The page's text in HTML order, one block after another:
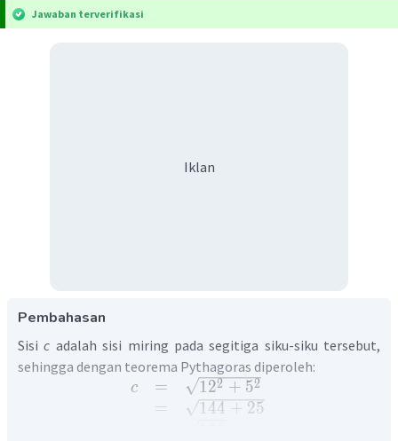
Jawaban terverifikasi
Iklan
Pembahasan
Sisic adalah sisi miring pada segitiga siku-siku tersebut,
sehingga dengan teorema Pythagoras diperoleh:
c
=
=
122 + 52
144 + 25